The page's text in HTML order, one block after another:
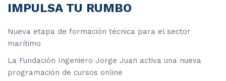
IMPULSA TU RUMBO
Nueva etapa de formación técnica para el sector
marítimo
La Fundación Ingeniero Jorge Juan activa una nueva
programación de cursos online